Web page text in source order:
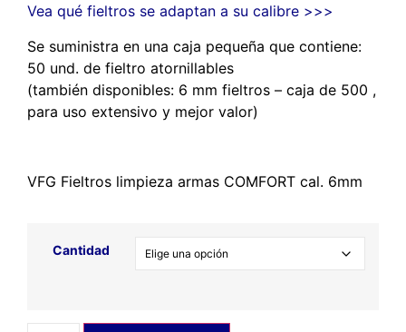
Vea qué fieltros se adaptan a su calibre >>>
Se suministra en una caja pequeña que contiene:
50 und. de fieltro atornillables
(también disponibles: 6 mm fieltros – caja de 500 ,
para uso extensivo y mejor valor)
VFG Fieltros limpieza armas COMFORT cal. 6mm
Cantidad